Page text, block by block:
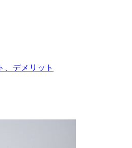
、デメリット